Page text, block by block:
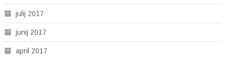
julij 2017
junij 2017
april 2017